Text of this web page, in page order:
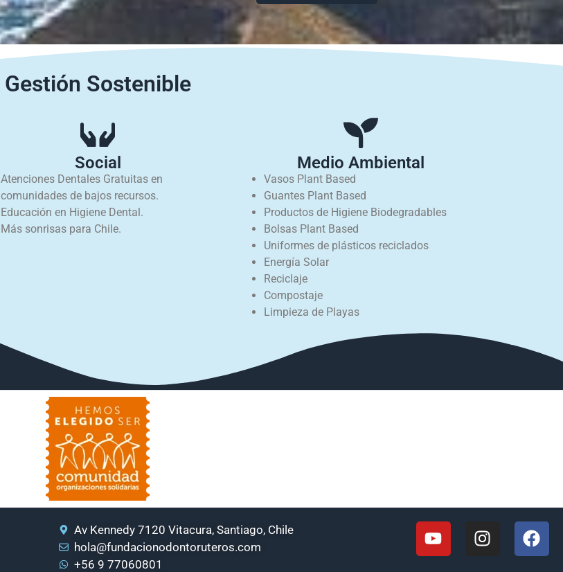
Gestión Sostenible
Social
Atenciones Dentales Gratuitas en
comunidades de bajos recursos.
Educación en Higiene Dental.
Más sonrisas para Chile.
Medio Ambiental
Vasos Plant Based
Guantes Plant Based
Productos de Higiene Biodegradables
Bolsas Plant Based
Uniformes de plásticos reciclados
Energía Solar
Reciclaje
Compostaje
Limpieza de Playas
Av Kennedy 7120 Vitacura, Santiago, Chile
hola@fundacionodontoruteros.com
+56 9 77060801